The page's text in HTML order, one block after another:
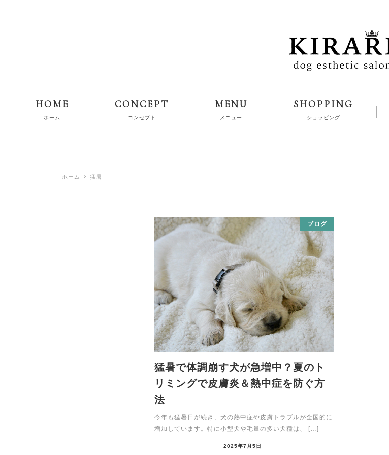
HOME
ホーム
CONCEPT
コンセプト
MENU
メニュー
SHOPPING
ショッピング
ホーム 猛暑
ブログ
猛暑で体調崩す犬が急増中？夏のト
リミングで皮膚炎＆熱中症を防ぐ方
法
今年も猛暑日が続き、犬の熱中症や皮膚トラブルが全国的に
増加しています。特に小型犬や毛量の多い犬種は、 […]
2025年7月5日